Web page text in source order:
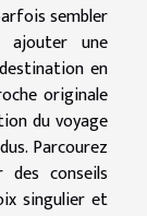
sembler
ajouter une
en
originale
du voyage
Parcourez
conseils
singulier et